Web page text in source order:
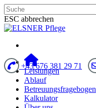
ESC abbrechen
+43 676 381 29 71
Leistungen
Ablauf
Betreuungsfragebogen
Kalkulator